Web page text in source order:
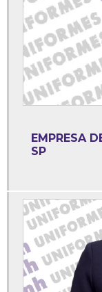
Jaqueta masculina
Jaqueta nylon
Loja de uniforme
Pullover uniforme
Sapato
Sapato
Sapato babuche
Uniforme chef de
Uniforme clinica medica
EMPRESA
SP